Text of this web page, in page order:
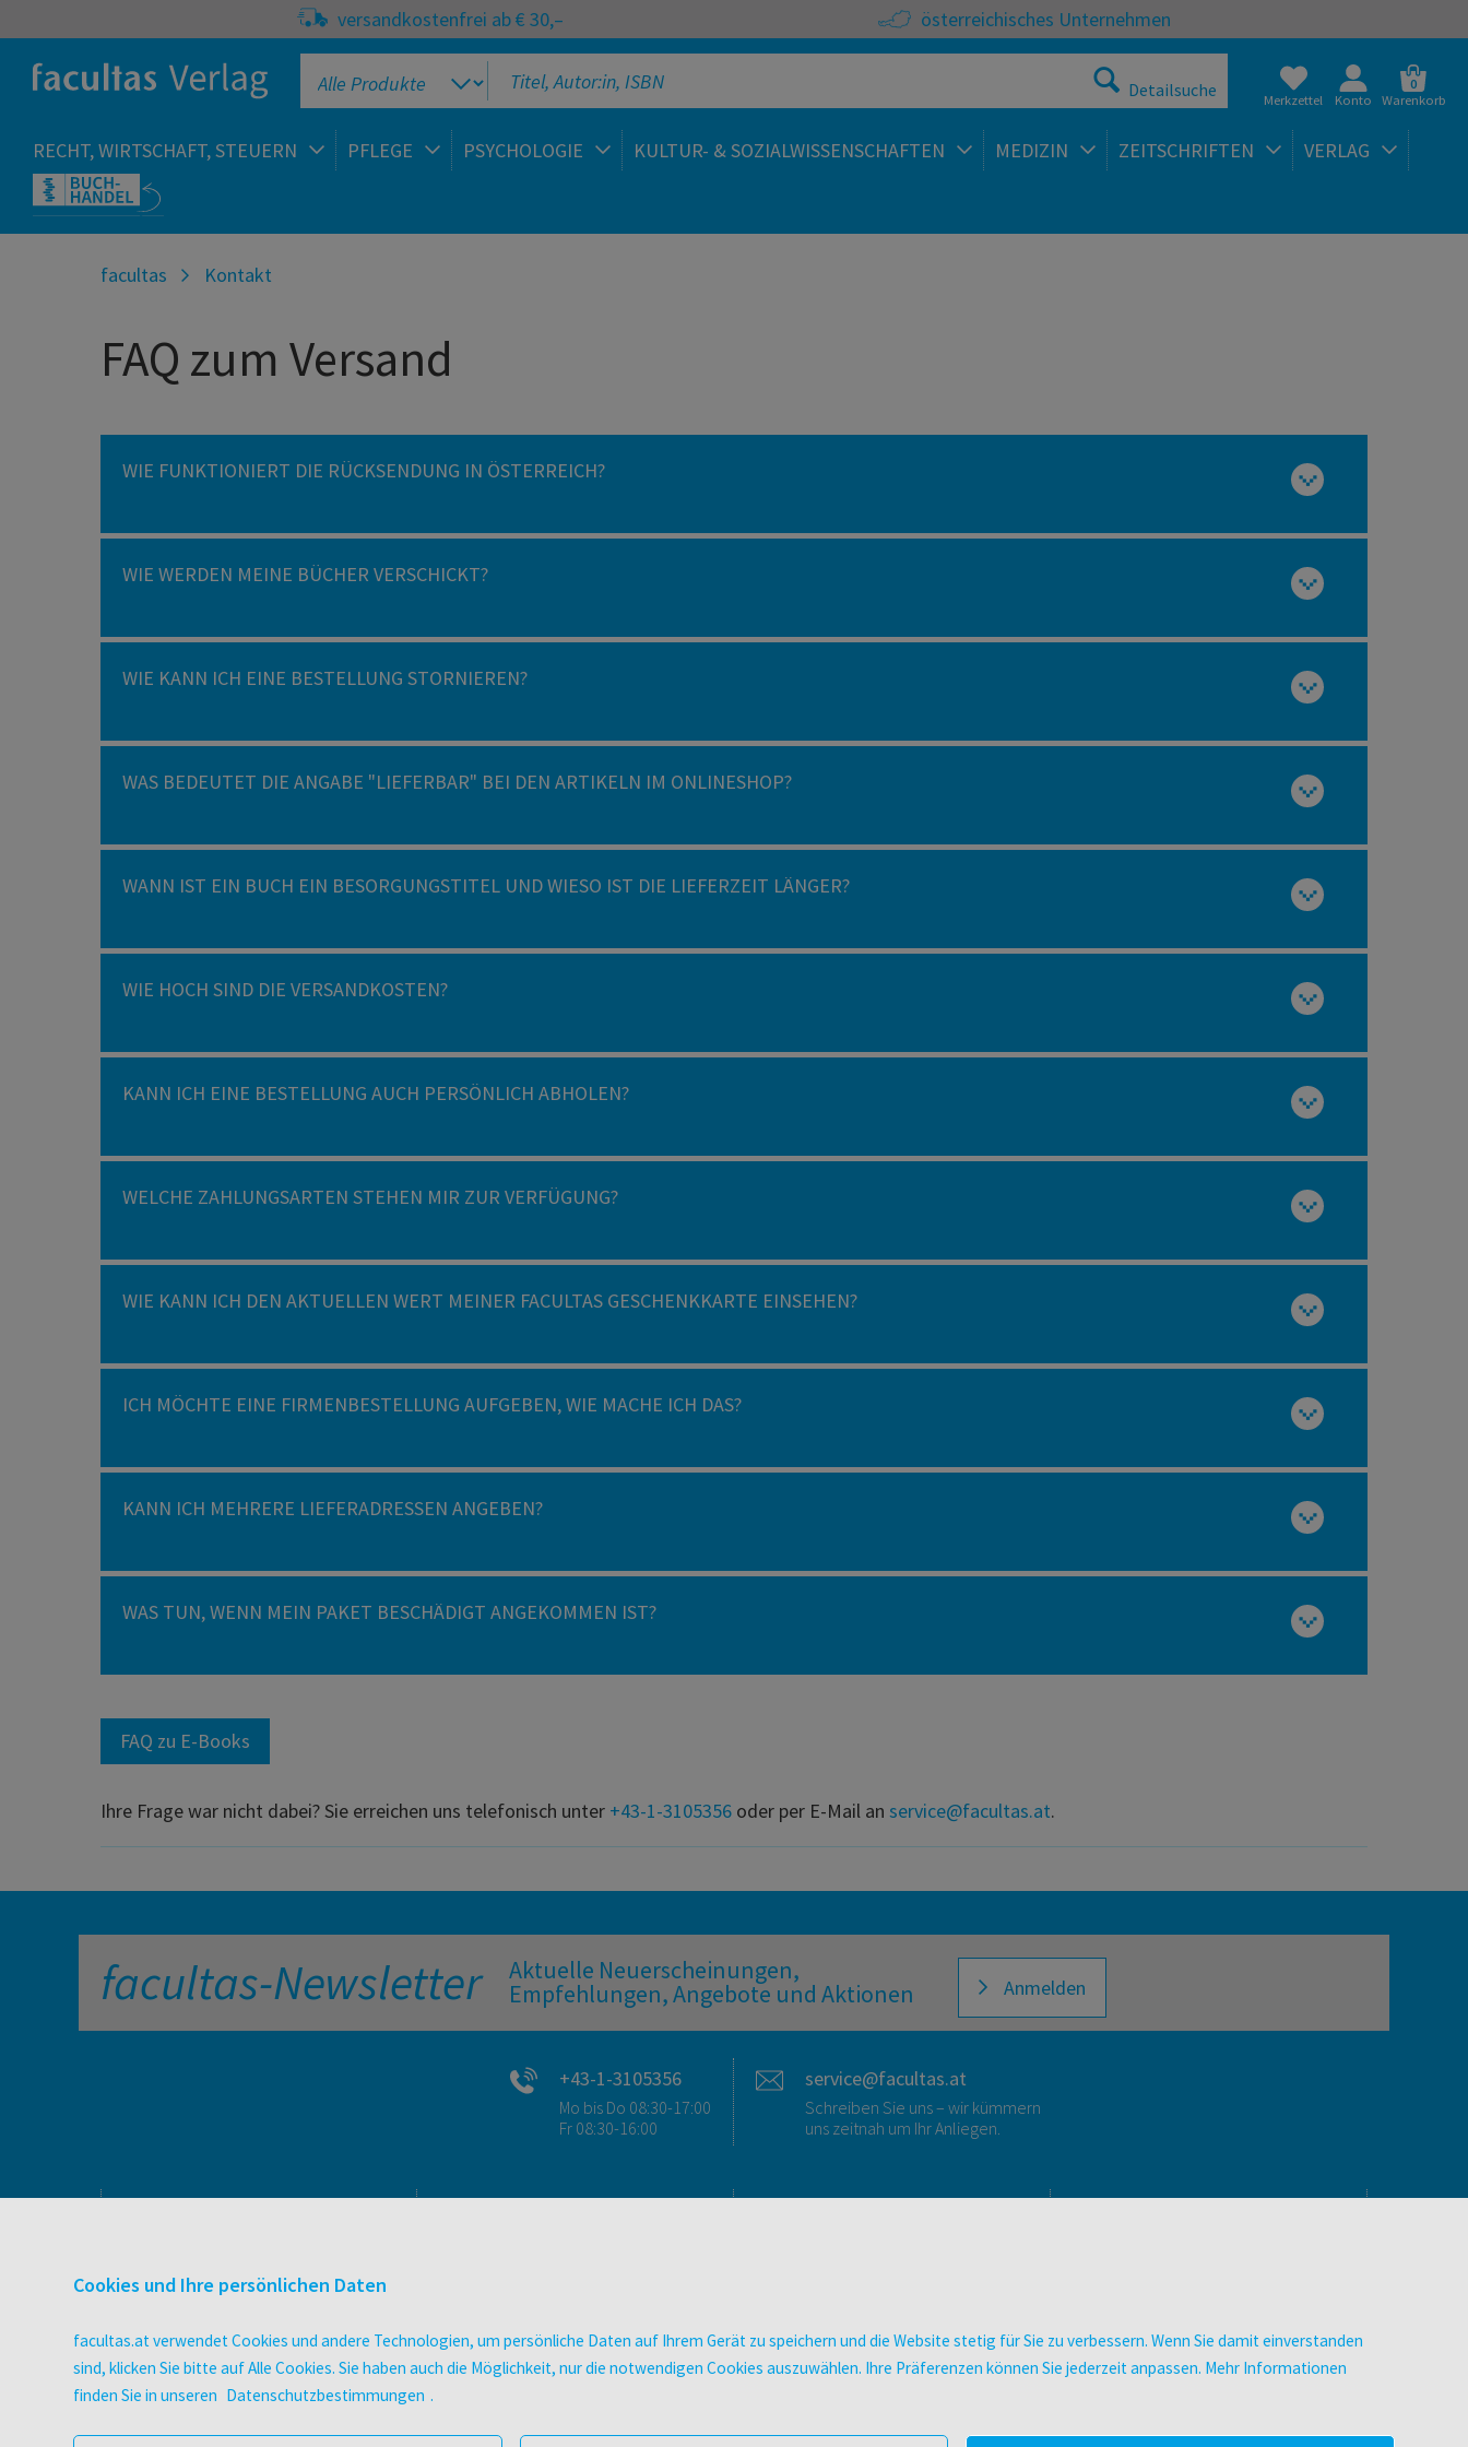
versandkostenfrei ab € 30,– österreichisches Unternehmen
Detailsuche Merkzettel Konto
0
Warenkorb
RECHT, WIRTSCHAFT, STEUERN PFLEGE PSYCHOLOGIE KULTUR- & SOZIALWISSENSCHAFTEN MEDIZIN ZEITSCHRIFTEN VERLAG
facultas Kontakt
FAQ zum Versand
WIE FUNKTIONIERT DIE RÜCKSENDUNG IN ÖSTERREICH?
WIE WERDEN MEINE BÜCHER VERSCHICKT?
WIE KANN ICH EINE BESTELLUNG STORNIEREN?
WAS BEDEUTET DIE ANGABE "LIEFERBAR" BEI DEN ARTIKELN IM ONLINESHOP?
WANN IST EIN BUCH EIN BESORGUNGSTITEL UND WIESO IST DIE LIEFERZEIT LÄNGER?
WIE HOCH SIND DIE VERSANDKOSTEN?
KANN ICH EINE BESTELLUNG AUCH PERSÖNLICH ABHOLEN?
WELCHE ZAHLUNGSARTEN STEHEN MIR ZUR VERFÜGUNG?
WIE KANN ICH DEN AKTUELLEN WERT MEINER FACULTAS GESCHENKKARTE EINSEHEN?
ICH MÖCHTE EINE FIRMENBESTELLUNG AUFGEBEN, WIE MACHE ICH DAS?
KANN ICH MEHRERE LIEFERADRESSEN ANGEBEN?
WAS TUN, WENN MEIN PAKET BESCHÄDIGT ANGEKOMMEN IST?
FAQ zu E-Books
Ihre Frage war nicht dabei? Sie erreichen uns telefonisch unter +43-1-3105356 oder per E-Mail an service@facultas.at.
facultas-Newsletter Aktuelle Neuerscheinungen,
Empfehlungen, Angebote und Aktionen Anmelden
+43-1-3105356
Mo bis Do 08:30-17:00
Fr 08:30-16:00
service@facultas.at
Schreiben Sie uns – wir kümmern
uns zeitnah um Ihr Anliegen.
Buchhandel
Druckerei facultas druckt.
Wissen Magazin
Pflegeausbildung
Ansprechpartner:innen
So finden Sie uns
E-Books
facultas Club
Datenschutz & Cookies
AGB
Cookies und Ihre persönlichen Daten
facultas.at verwendet Cookies und andere Technologien, um persönliche Daten auf Ihrem Gerät zu speichern und die Website stetig für Sie zu verbessern. Wenn Sie damit einverstanden
sind, klicken Sie bitte auf Alle Cookies. Sie haben auch die Möglichkeit, nur die notwendigen Cookies auszuwählen. Ihre Präferenzen können Sie jederzeit anpassen. Mehr Informationen
finden Sie in unseren Datenschutzbestimmungen .